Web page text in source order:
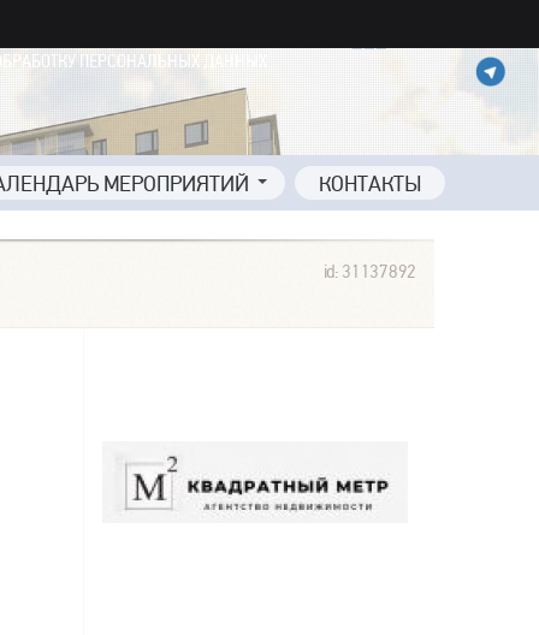
ПЕРСОНАЛЬНЫХ ДАННЫХ
МЕРОПРИЯТИЙ КОНТАКТЫ
id: 31137892